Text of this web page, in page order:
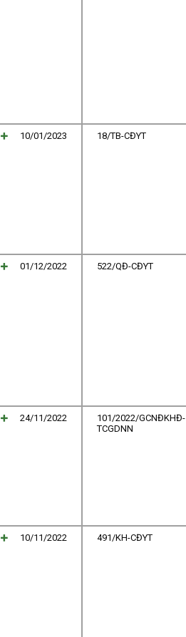
10/01/2023 18/TB-CĐYT
01/12/2022 522/QĐ-CĐYT
24/11/2022
101/2022/GCNĐKHĐ-
TCGDNN
10/11/2022 491/KH-CĐYT